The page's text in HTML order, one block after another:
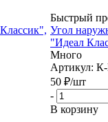
Быстрый
Угол
"Идеал
Много
Артикул:
50 ₽/шт
-
В корзину